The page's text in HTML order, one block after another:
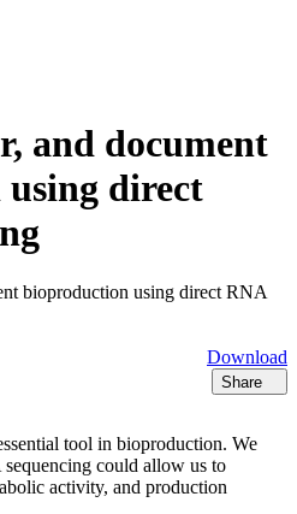
and document
direct
Download
Share
tool in bioproduction. We
could allow us to
activity, and production